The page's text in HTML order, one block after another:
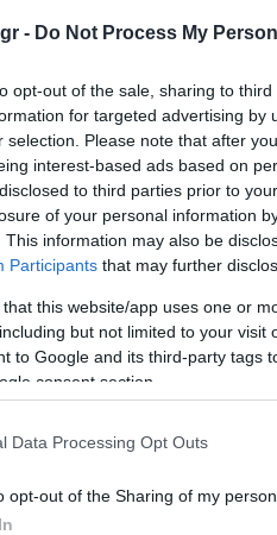
- Do Not Process My
opt-out of the sale, sharing to
for targeted advertising by
selection. Please note that after
interest-based ads based on
to third parties prior to
of your personal information
This information may also be
Participants that may further
that this website/app uses one or
but not limited to your
to Google and its third-party tags
consent section.
Data Processing Opt Outs
opt-out of the Sharing of my
Ελλάδα, αλλά και στο Περού,
μήνες μετά την είσοδο της
παγκοσμίως, ενώ
κλείνει για εμάς με 200%
πορεία και την επέκτασή μας